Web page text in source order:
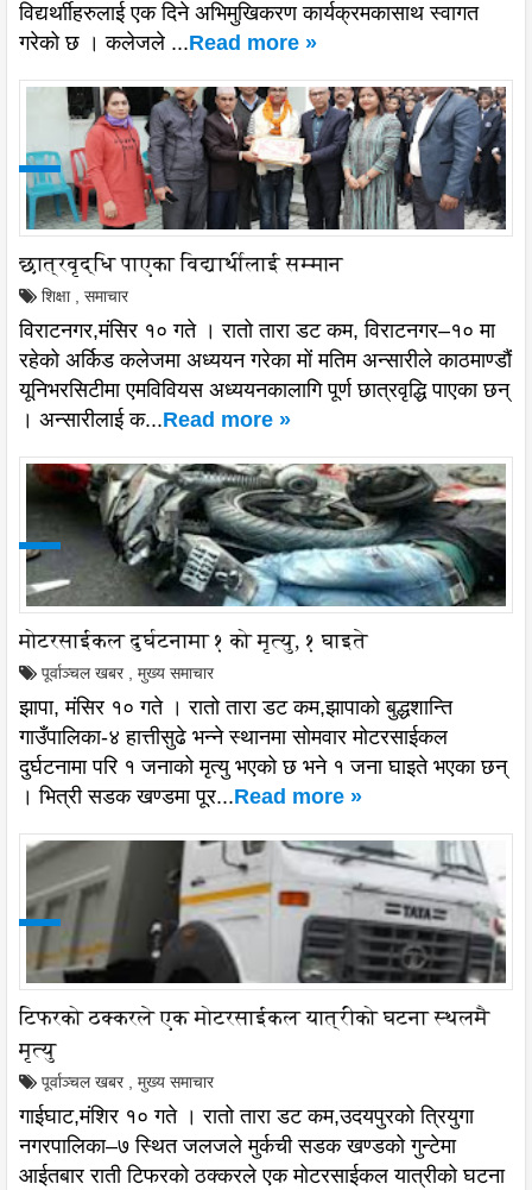
विद्यर्थाीहरुलाई एक दिने अभिमुखिकरण कार्यक्रमकासाथ स्वागत
गरेको छ । कलेजले ...Read more »
छात्रवृद्धि पाएका विद्यार्थीलाई सम्मान
शिक्षा समाचार
विराटनगर,मंसिर १० गते । रातो तारा डट कम, विराटनगर–१० मा
रहेको अर्किड कलेजमा अध्ययन गरेका मों मतिम अन्सारीले काठमाण्डौं
यूनिभरसिटीमा एमविवियस अध्ययनकालागि पूर्ण छात्रवृद्धि पाएका छन्
। अन्सारीलाई क...Read more »
मोटरसाईकल दुर्घटनामा १ को मृत्यु, १ घाइते
पूर्वाञ्चल खबर मुख्य समाचार
झापा, मंसिर १० गते । रातो तारा डट कम,झापाको बुद्धशान्ति
गाउँपालिका-४ हात्तीसुढे भन्ने स्थानमा सोमवार मोटरसाईकल
दुर्घटनामा परि १ जनाको मृत्यु भएको छ भने १ जना घाइते भएका छन्
। भित्री सडक खण्डमा पूर...Read more »
टिफरको ठक्करले एक मोटरसाईकल यात्रीको घटना स्थलमै
मृत्यु
पूर्वाञ्चल खबर मुख्य समाचार
गाईघाट,मंशिर १० गते । रातो तारा डट कम,उदयपुरको त्रियुगा
नगरपालिका–७ स्थित जलजले मुर्कची सडक खण्डको गुन्टेमा
आईतबार राती टिफरको ठक्करले एक मोटरसाईकल यात्रीको घटना